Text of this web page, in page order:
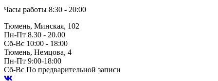
Часы работы 8:30 - 20:00
Тюмень, Минская, 102
Пн-Пт 8.30 - 20.00
Сб-Вс 10:00 - 18:00
Тюмень, Немцова, 4
Пн-Пт 9:00-18:00
Сб-Вс По предварительной записи